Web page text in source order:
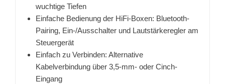
wuchtige Tiefen
Einfache Bedienung der HiFi-Boxen: Bluetooth-
Pairing, Ein-/Ausschalter und Lautstärkeregler am
Steuergerät
Einfach zu Verbinden: Alternative
Kabelverbindung über 3,5-mm- oder Cinch-
Eingang